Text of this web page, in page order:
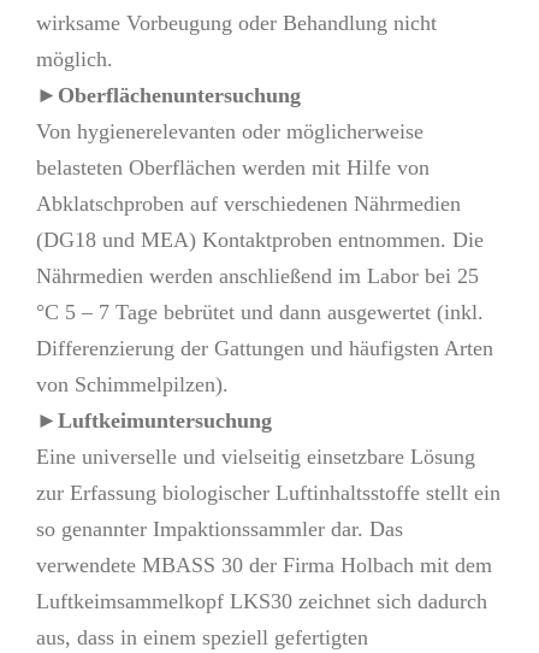
wirksame Vorbeugung oder Behandlung nicht
möglich.
►Oberflächenuntersuchung
Von hygienerelevanten oder möglicherweise
belasteten Oberflächen werden mit Hilfe von
Abklatschproben auf verschiedenen Nährmedien
(DG18 und MEA) Kontaktproben entnommen. Die
Nährmedien werden anschließend im Labor bei 25
°C 5 – 7 Tage bebrütet und dann ausgewertet (inkl.
Differenzierung der Gattungen und häufigsten Arten
von Schimmelpilzen).
►Luftkeimuntersuchung
Eine universelle und vielseitig einsetzbare Lösung
zur Erfassung biologischer Luftinhaltsstoffe stellt ein
so genannter Impaktionssammler dar. Das
verwendete MBASS 30 der Firma Holbach mit dem
Luftkeimsammelkopf LKS30 zeichnet sich dadurch
aus, dass in einem speziell gefertigten